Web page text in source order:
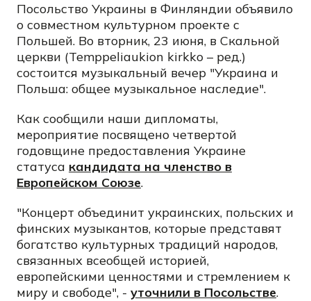
Посольство Украины в Финляндии объявило
о совместном культурном проекте с
Польшей. Во вторник, 23 июня, в Скальной
церкви (Temppeliaukion kirkko – ред.)
состоится музыкальный вечер "Украина и
Польша: общее музыкальное наследие".
Как сообщили наши дипломаты,
мероприятие посвящено четвертой
годовщине предоставления Украине
статуса кандидата на членство в
Европейском Союзе.
"Концерт объединит украинских, польских и
финских музыкантов, которые представят
богатство культурных традиций народов,
связанных всеобщей историей,
европейскими ценностями и стремлением к
миру и свободе", - уточнили в Посольстве.